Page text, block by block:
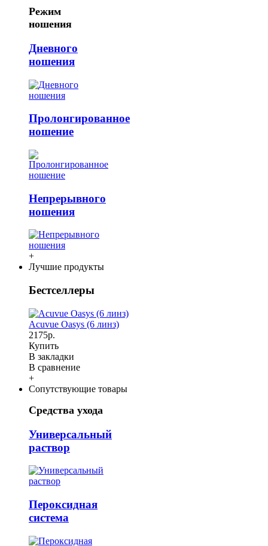
Режим
ношения
Дневного
ношения
Пролонгированное
ношение
Непрерывного
ношения
+
Лучшие продукты
Бестселлеры
Acuvue Oasys (6 линз)
2175р.
Купить
В закладки
В сравнение
+
Сопутствующие товары
Средства ухода
Универсальный
раствор
Пероксидная
система